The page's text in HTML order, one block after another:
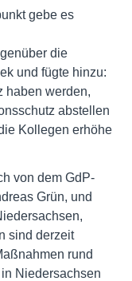
gebe es
die
und fügte hinzu:
haben werden,
abstellen
Kollegen erhöhe
von dem GdP-
Grün, und
sind derzeit
rund
Niedersachsen